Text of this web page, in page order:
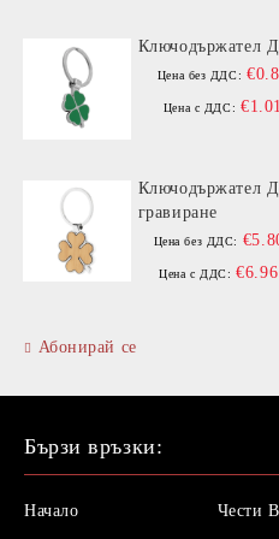
Ключодържател
Цена без ДДС:
Цена с ДДС: €1.01
Ключодържател
гравиране
Цена без ДДС:
Цена с ДДС: €6.96
Абонирай се
Бързи връзки:
Начало Чести